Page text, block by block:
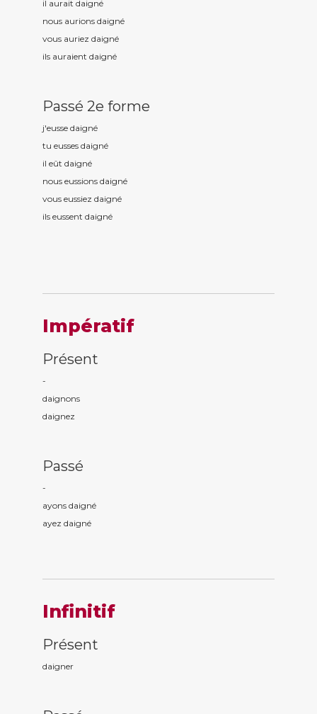
il aurait daigné
nous aurions daigné
vous auriez daigné
ils auraient daigné
Passé 2e forme
j'eusse daigné
tu eusses daigné
il eût daigné
nous eussions daigné
vous eussiez daigné
ils eussent daigné
Impératif
Présent
-
daignons
daignez
Passé
-
ayons daigné
ayez daigné
Infinitif
Présent
daigner